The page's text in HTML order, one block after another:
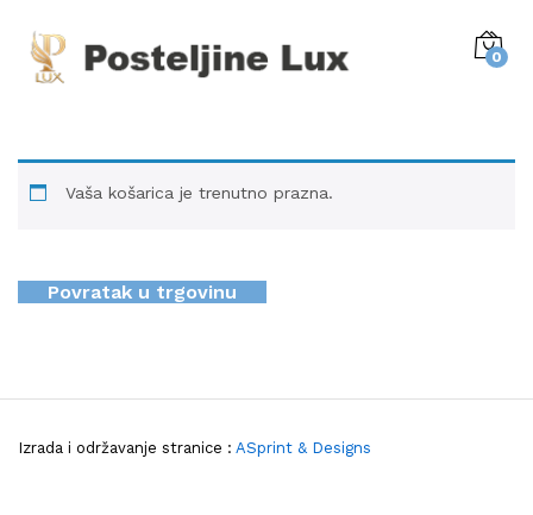
0
Vaša košarica je trenutno prazna.
Povratak u trgovinu
Izrada i održavanje stranice : ASprint & Designs